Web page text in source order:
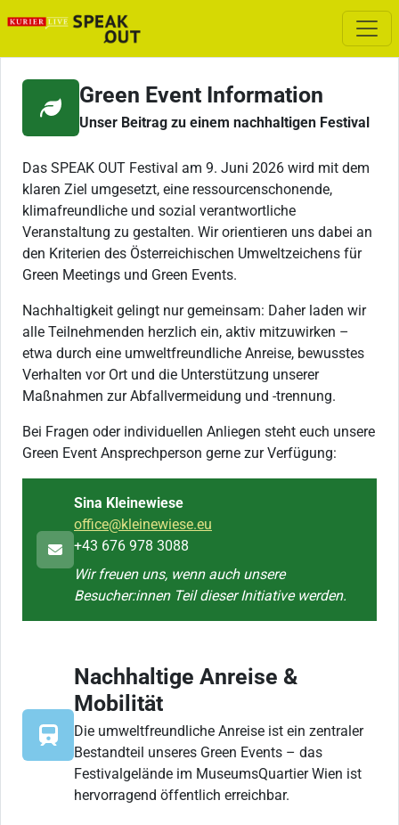
Green Event Information
Unser Beitrag zu einem nachhaltigen Festival
Das SPEAK OUT Festival am 9. Juni 2026 wird mit dem
klaren Ziel umgesetzt, eine ressourcenschonende,
klimafreundliche und sozial verantwortliche
Veranstaltung zu gestalten. Wir orientieren uns dabei an
den Kriterien des Österreichischen Umweltzeichens für
Green Meetings und Green Events.
Nachhaltigkeit gelingt nur gemeinsam: Daher laden wir
alle Teilnehmenden herzlich ein, aktiv mitzuwirken –
etwa durch eine umweltfreundliche Anreise, bewusstes
Verhalten vor Ort und die Unterstützung unserer
Maßnahmen zur Abfallvermeidung und -trennung.
Bei Fragen oder individuellen Anliegen steht euch unsere
Green Event Ansprechperson gerne zur Verfügung:
Sina Kleinewiese
office@kleinewiese.eu
+43 676 978 3088
Wir freuen uns, wenn auch unsere
Besucher:innen Teil dieser Initiative werden.
Nachhaltige Anreise &
Mobilität
Die umweltfreundliche Anreise ist ein zentraler
Bestandteil unseres Green Events – das
Festivalgelände im MuseumsQuartier Wien ist
hervorragend öffentlich erreichbar.